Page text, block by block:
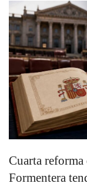
Cuarta
Formentera